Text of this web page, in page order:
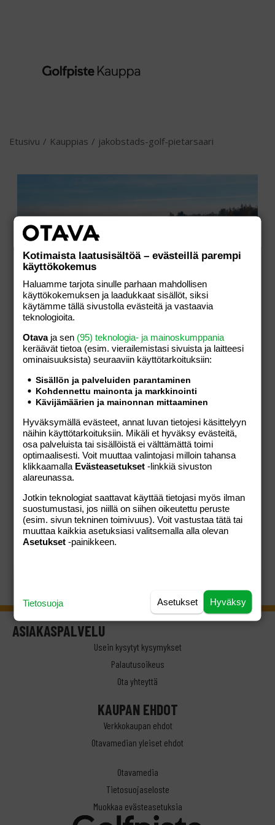
Etusivu / Kauppias / jakobstads-golf-pietarsaari
Jakobstads Golf Pietarsaari
Vanha Pirilöntie 311, Pietarsaari, Pohjanmaa,
Suomi
myynnissä verkkokaupassamme.
Otavamedia
Tietosuojaseloste
Muokkaa evästeasetuksia
KAUPAN EHDOT
Verkkokaupan ehdot
Otavamedian yleiset ehdot
ASIAKASPALVELU
Usein kysytyt kysymykset
Palautusoikeus
Ota yhteyttä
Kotimaista laatusisältöä – evästeillä parempi
käyttökokemus
Haluamme tarjota sinulle parhaan mahdollisen
käyttökokemuksen ja laadukkaat sisällöt, siksi
käytämme tällä sivustolla evästeitä ja vastaavia
teknologioita.
Otava ja sen (95) teknologia- ja mainoskumppania
keräävät tietoa (esim. vierailemis­tasi sivuista ja laitteesi
ominaisuuk­sista) seuraaviin käyttötarkoituksiin:
Sisällön ja palveluiden parantaminen
Kohdennettu mainonta ja markkinointi
Kävijämäärien ja mainonnan mittaaminen
Hyväksymällä evästeet, annat luvan tietojesi käsittelyyn
näihin käyttötarkoituksiin. Mikäli et hyväksy evästeitä,
osa palveluista tai sisällöistä ei välttämättä toimi
optimaalisesti. Voit muuttaa valintojasi milloin tahansa
klikkaamalla Evästeasetukset -linkkiä sivuston
alareunassa.
Jotkin teknologiat saattavat käyttää tietojasi myös ilman
suostumustasi, jos niillä on siihen oikeutettu peruste
(esim. sivun tekninen toimivuus). Voit vastustaa tätä tai
muuttaa kaikkia asetuksiasi valitsemalla alla olevan
Asetukset -painikkeen.
Hyväksy
Asetukset
Tietosuoja